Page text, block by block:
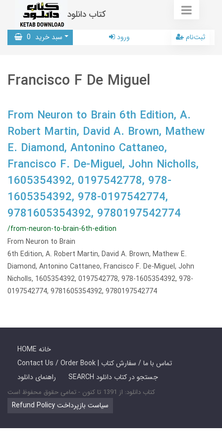
کتاب دانلود
سبد خرید 0 ورود ثبت‌نام
Francisco F De Miguel
From Neuron to Brain 6th Edition, A.
Robert Martin, David A. Brown, Mathew
E. Diamond, Antonino Cattaneo,
Francisco F. De-Miguel, John Nicholls,
1605354392, 0197542778, 978-
1605354392, 978-0197542774,
9781605354392, 9780197542774
/from-neuron-to-brain-6th-edition
From Neuron to Brain
6th Edition, A. Robert Martin, David A. Brown, Mathew E.
Diamond, Antonino Cattaneo, Francisco F. De-Miguel, John
Nicholls, 1605354392, 0197542778, 978-1605354392, 978-
0197542774, 9781605354392, 9780197542774
HOME خانه
Contact Us / Order Book | تماس با ما / سفارش کتاب
راهنمای دانلود
SEARCH جستجو در کتاب دانلود
کتاب دانلود: از 1391 تا کنون - تمامی حقوق محفوظ است
Refund Policy سیاست بازپرداخت